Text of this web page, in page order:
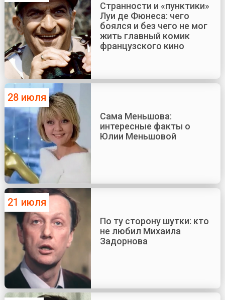
Странности и «пунктики»
Луи де Фюнеса: чего
боялся и без чего не мог
жить главный комик
французского кино
28 июля
Сама Меньшова:
интересные факты о
Юлии Меньшовой
21 июля
По ту сторону шутки: кто
не любил Михаила
Задорнова